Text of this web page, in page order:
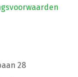
28